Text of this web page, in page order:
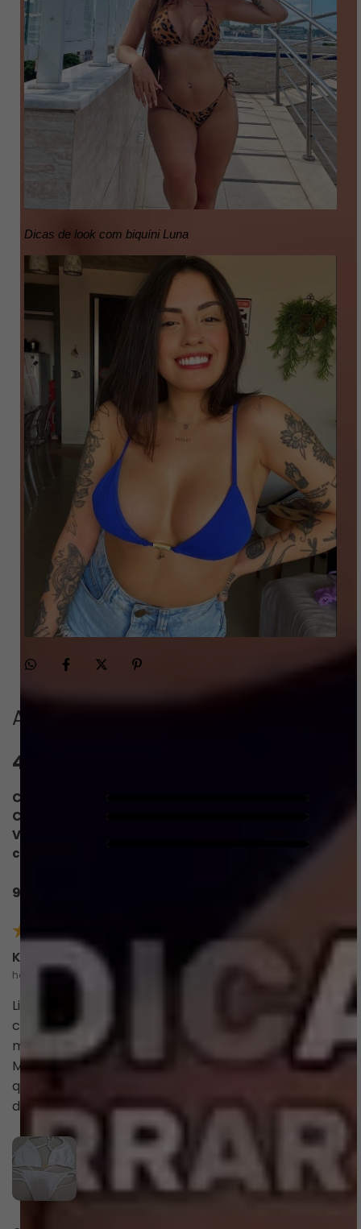
Dicas de look com biquíni Luna
Avaliações
4.9
Caimento
Conforto
Valoriza o
corpo
9 avaliações
Karla C.
há 3 meses
Lindo demais! Qualidade impecável. Já quero outras
cores. Estou muito feliz com a minha compra. Muito
mesmo! Agradeço o atendimento incrível da
Mariana. A experiência desde a abertura da caixa,
que sentimos ser um presente, até o cheirinho
delicioso das peças.